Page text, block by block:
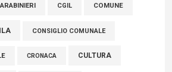
(FdI): "Un minuto di raccoglimento in
abruzzesi"
CGIL COMUNE
CONSIGLIO COMUNALE
CRONACA CULTURA